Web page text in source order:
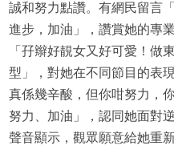
誠和努力點讚。有網民留言
進步，加油」，讚賞她的專
「孖辮好靚女又好可愛！做
型」，對她在不同節目的表
真係幾辛酸，但你咁努力，
努力、加油」，認同她面對
聲音顯示，觀眾願意給她重